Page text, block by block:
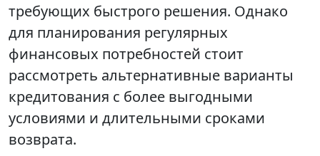
требующих быстрого решения. Однако
для планирования регулярных
финансовых потребностей стоит
рассмотреть альтернативные варианты
кредитования с более выгодными
условиями и длительными сроками
возврата.